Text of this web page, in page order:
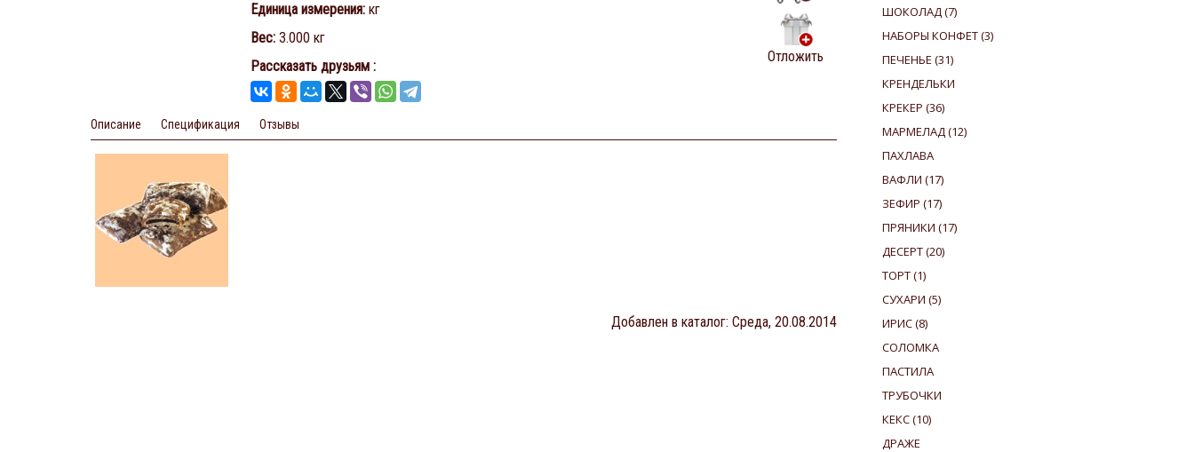
Единица измерения: кг
Вес: 3.000 кг
Рассказать друзьям :
Отложить
Описание Спецификация Отзывы
Добавлен в каталог: Среда, 20.08.2014
ШОКОЛАД(7)
НАБОРЫ КОНФЕТ(3)
ПЕЧЕНЬЕ (31)
КРЕНДЕЛЬКИ
КРЕКЕР (36)
МАРМЕЛАД(12)
ПАХЛАВА
ВАФЛИ (17)
ЗЕФИР (17)
ПРЯНИКИ (17)
ДЕСЕРТ(20)
ТОРТ(1)
СУХАРИ (5)
ИРИС(8)
СОЛОМКА
ПАСТИЛА
ТРУБОЧКИ
КЕКС(10)
ДРАЖЕ